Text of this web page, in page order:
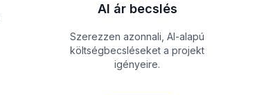
AI ár becslés
Szerezzen azonnali, AI-alapú
költségbecsléseket a projekt
igényeire.